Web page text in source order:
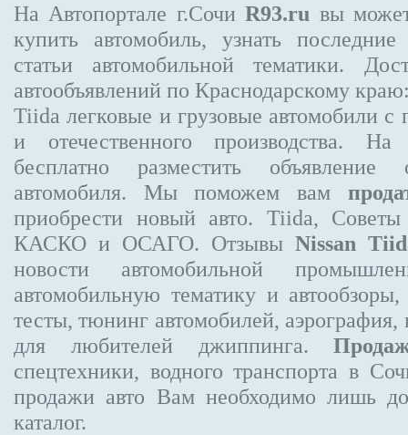
На Автопортале г.СочиR93.ru вы
купить автомобиль, узнать
статьи автомобильной тематики.
автообъявлений по Краснодарскому
Tiida легковые и грузовые автомобили с
и отечественного производства.
бесплатно разместить объявление о
автомобиля. Мы поможем вам
приобрести новый авто. Tiida, Советы
КАСКО и ОСАГО. Отзывы Nissan
новости автомобильной
автомобильную тематику и
тесты, тюнинг автомобилей,
для любителей джиппинга.
спецтехники, водного транспорта в
продажи авто Вам необходимо лишь
каталог.